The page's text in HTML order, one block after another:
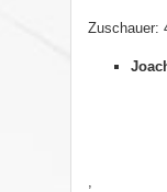
Zuschauer:
,